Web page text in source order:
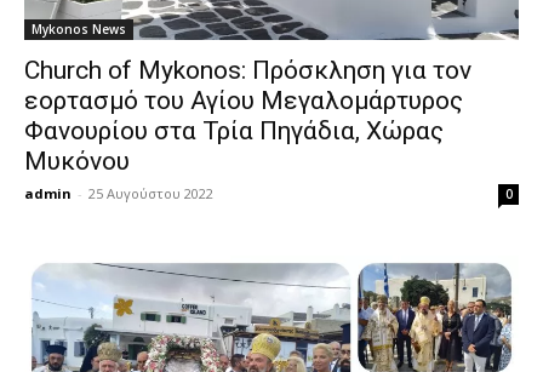
Mykonos News
Church of Mykonos: Πρόσκληση για τον
εορτασμό του Αγίου Μεγαλομάρτυρος
Φανουρίου στα Τρία Πηγάδια, Χώρας
Μυκόνου
admin - 25 Αυγούστου 2022 0